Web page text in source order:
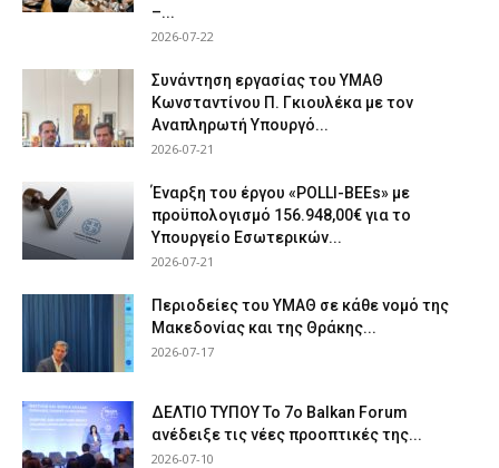
–...
2026-07-22
Συνάντηση εργασίας του ΥΜΑΘ
Κωνσταντίνου Π. Γκιουλέκα με τον
Αναπληρωτή Υπουργό...
2026-07-21
Έναρξη του έργου «POLLI-BEEs» με
προϋπολογισμό 156.948,00€ για το
Υπουργείο Εσωτερικών...
2026-07-21
Περιοδείες του ΥΜΑΘ σε κάθε νομό της
Μακεδονίας και της Θράκης...
2026-07-17
ΔΕΛΤΙΟ ΤΥΠΟΥ Το 7ο Balkan Forum
ανέδειξε τις νέες προοπτικές της...
2026-07-10